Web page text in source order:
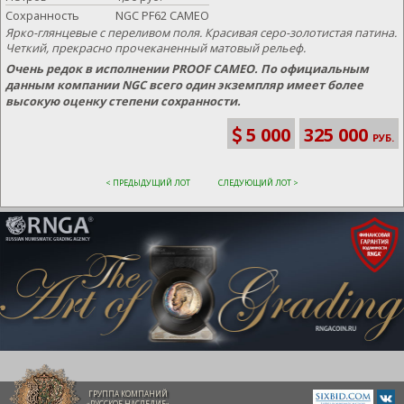
Сохранность
NGC PF62 CAMEO
Ярко-глянцевые с переливом поля. Красивая серо-золотистая патина.
Четкий, прекрасно прочеканенный матовый рельеф.
Очень редок в исполнении PROOF CAMEO. По официальным
данным компании NGC всего один экземпляр имеет более
высокую оценку степени сохранности.
5 000 325 000 РУБ.
< ПРЕДЫДУЩИЙ ЛОТ СЛЕДУЮЩИЙ ЛОТ >
ГРУППА КОМПАНИЙ